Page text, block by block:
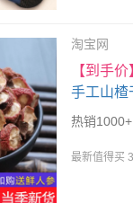
淘宝网
【到手
手工山楂
山渣干泡
热销1000+
最新值得买